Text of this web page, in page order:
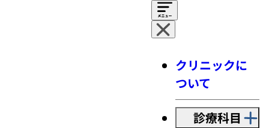
クリニックに
ついて
診療科目